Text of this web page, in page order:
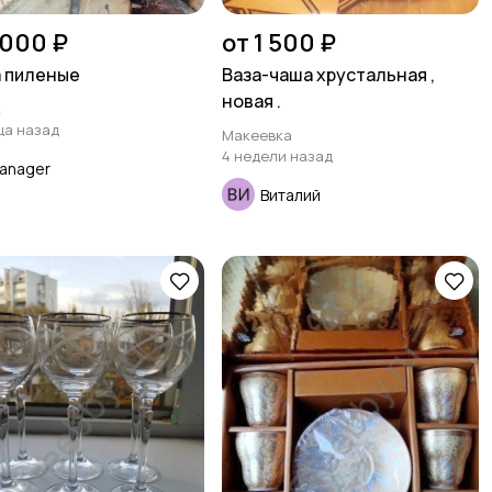
₽
пиленые
назад
от 1 500 ₽
Ваза-чаша хрустальная ,
новая .
Макеевка
4 недели назад
Виталий